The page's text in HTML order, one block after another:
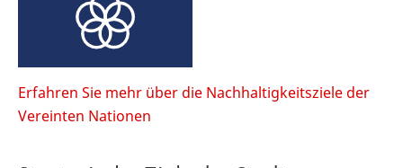
Erfahren Sie mehr über die Nachhaltigkeitsziele der
Vereinten Nationen